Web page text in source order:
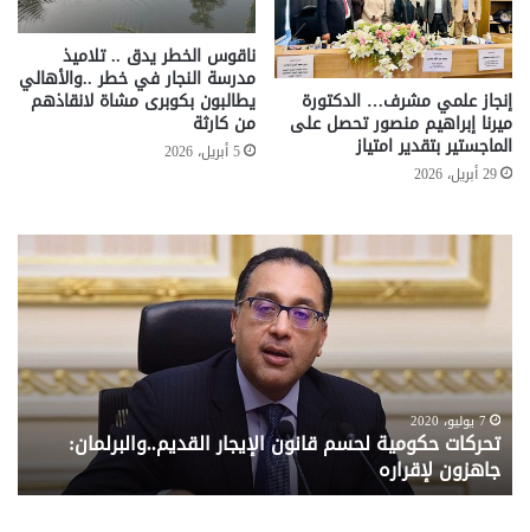
إنجاز علمي مشرف… الدكتورة
ميرنا إبراهيم منصور تحصل على
الماجستير بتقدير امتياز
29 أبريل، 2026
ناقوس الخطر يدق .. تلاميذ
مدرسة النجار في خطر ..والأهالي
يطالبون بكوبرى مشاة لانقاذهم
من كارثة
5 أبريل، 2026
تحركات
حكومية
لحسم
قانون
القديم..والبرلمان:
جاهزون
لإقراره
7 يوليو، 2020
تحركات حكومية لحسم قانون الإيجار القديم..والبرلمان:
جاهزون لإقراره
..
من